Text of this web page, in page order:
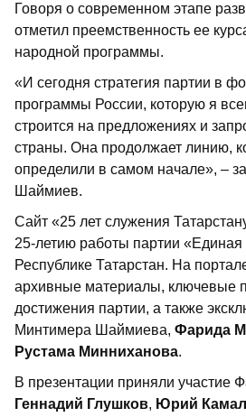
Говоря о современном этапе
отметил преемственность ее
народной программы.
«И сегодня стратегия партии в
программы России, которую я
строится на предложениях и
страны. Она продолжает линию,
определили в самом начале», –
Шаймиев.
Сайт «25 лет служения
25-летию работы партии «Единая
Республике Татарстан. На
архивные материалы, ключевые
достижения партии, а также
Минтимера Шаймиева, Фарида
Рустама Минниханова.
В презентации приняли участие
Геннадий Глушков, Юрий